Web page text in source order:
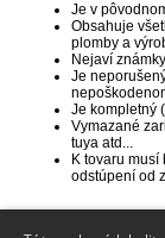
Je v
Obsahuje
plomby a
Nejaví
Je
Je kompletný
Vymazané
tuya atd...
K tovaru
odstúpení od